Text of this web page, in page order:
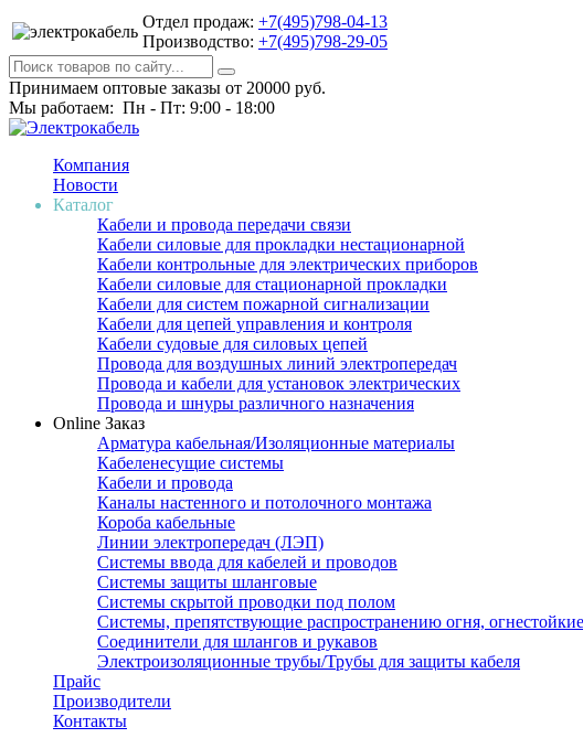
Отдел продаж: +7(495)798-04-13
Производство: +7(495)798-29-05
Принимаем оптовые заказы от 20000 руб.
Мы работаем: Пн - Пт: 9:00 - 18:00
Компания
Новости
Каталог
Кабели и провода передачи связи
Кабели силовые для прокладки нестационарной
Кабели контрольные для электрических приборов
Кабели силовые для стационарной прокладки
Кабели для систем пожарной сигнализации
Кабели для цепей управления и контроля
Кабели судовые для силовых цепей
Провода для воздушных линий электропередач
Провода и кабели для установок электрических
Провода и шнуры различного назначения
Online Заказ
Арматура кабельная/Изоляционные материалы
Кабеленесущие системы
Кабели и провода
Каналы настенного и потолочного монтажа
Короба кабельные
Линии электропередач (ЛЭП)
Системы ввода для кабелей и проводов
Системы защиты шланговые
Системы скрытой проводки под полом
Системы, препятствующие распространению огня,
Соединители для шлангов и рукавов
Электроизоляционные трубы/Трубы для защиты кабеля
Прайс
Производители
Контакты